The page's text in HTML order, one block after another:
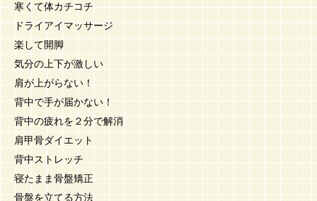
寒くて体カチコチ
ドライアイマッサージ
楽して開脚
気分の上下が激しい
肩が上がらない！
背中で手が届かない！
背中の疲れを２分で解消
肩甲骨ダイエット
背中ストレッチ
寝たまま骨盤矯正
骨盤を立てる方法